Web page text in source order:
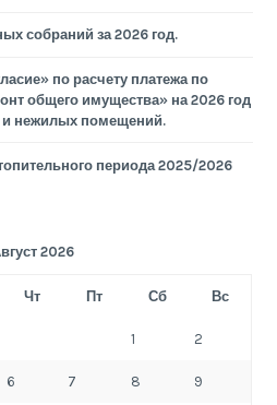
собраний за 2026 год.
по расчету платежа по
общего имущества» на 2026 год
и нежилых помещений.
периода 2025/2026
2026
Чт Пт Сб Вс
1 2
6 7 8 9